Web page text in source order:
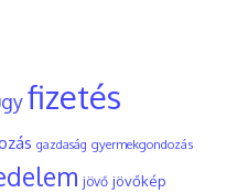
fizetés
gazdaság gyermekgondozás
jövő jövőkép